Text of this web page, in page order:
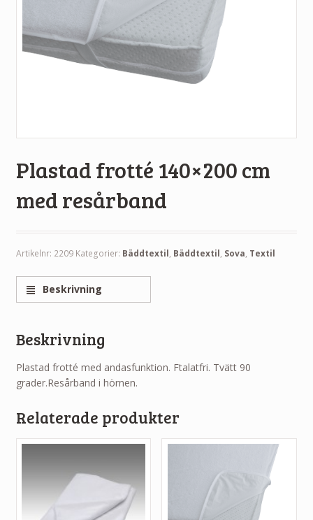
Plastad frotté 140×200 cm
med resårband
Artikelnr: 2209 Kategorier: Bäddtextil, Bäddtextil, Sova, Textil
Beskrivning
Beskrivning
Plastad frotté med andasfunktion. Ftalatfri. Tvätt 90
grader.Resårband i hörnen.
Relaterade produkter